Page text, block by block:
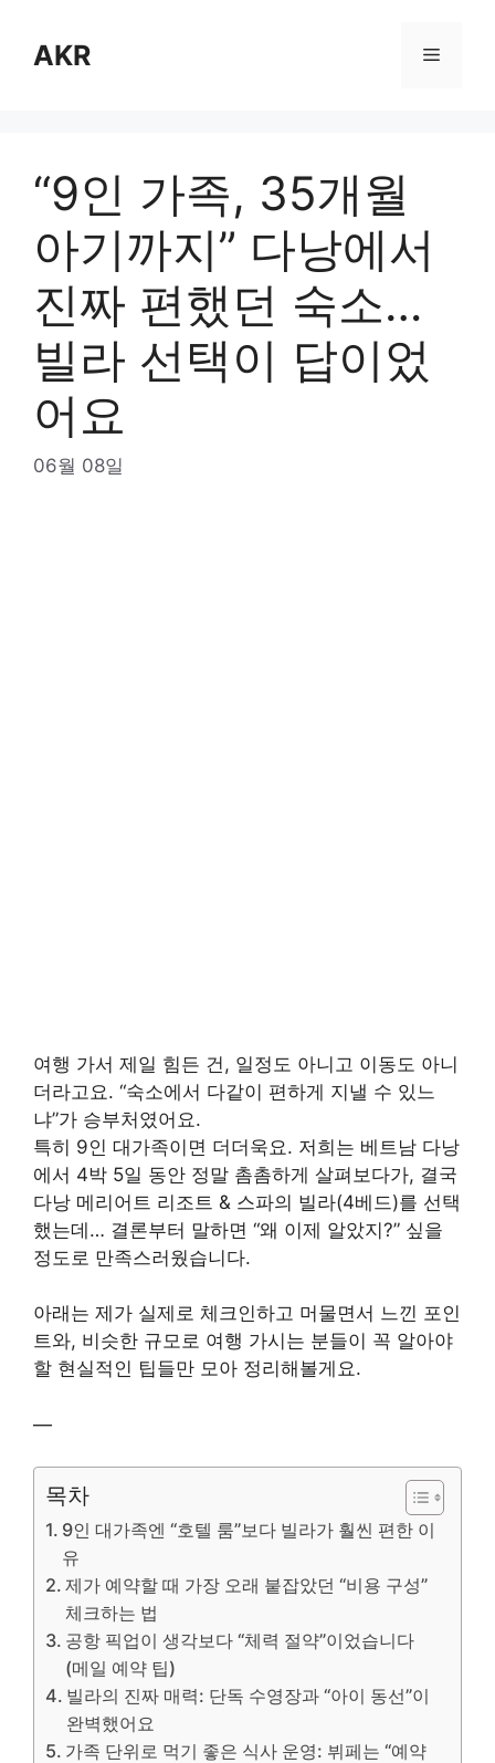
content
AKR Menu
“9인 가족, 35개월
아기까지” 다낭에서
진짜 편했던 숙소…
빌라 선택이 답이었
어요
06월 08일
여행 가서 제일 힘든 건, 일정도 아니고 이동도 아니
더라고요. “숙소에서 다같이 편하게 지낼 수 있느
냐”가 승부처였어요.
특히 9인 대가족이면 더더욱요. 저희는 베트남 다낭
에서 4박 5일 동안 정말 촘촘하게 살펴보다가, 결국
다낭 메리어트 리조트 & 스파의 빌라(4베드)를 선택
했는데… 결론부터 말하면 “왜 이제 알았지?” 싶을
정도로 만족스러웠습니다.
아래는 제가 실제로 체크인하고 머물면서 느낀 포인
트와, 비슷한 규모로 여행 가시는 분들이 꼭 알아야
할 현실적인 팁들만 모아 정리해볼게요.
—
목차
9인 대가족엔 “호텔 룸”보다 빌라가 훨씬 편한 이
유
제가 예약할 때 가장 오래 붙잡았던 “비용 구성”
체크하는 법
공항 픽업이 생각보다 “체력 절약”이었습니다
(메일 예약 팁)
빌라의 진짜 매력: 단독 수영장과 “아이 동선”이
완벽했어요
가족 단위로 먹기 좋은 식사 운영: 뷔페는 “예약